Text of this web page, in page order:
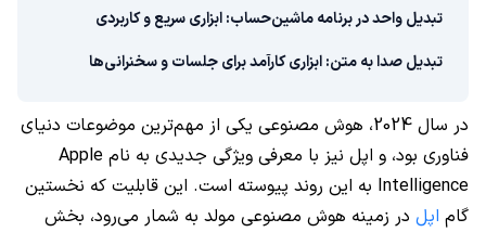
تبدیل واحد در برنامه ماشین‌حساب: ابزاری سریع و کاربردی
تبدیل صدا به متن: ابزاری کارآمد برای جلسات و سخنرانی‌ها
در سال 2024، هوش مصنوعی یکی از مهم‌ترین موضوعات دنیای
فناوری بود، و اپل نیز با معرفی ویژگی جدیدی به نام Apple
Intelligence به این روند پیوسته است. این قابلیت که نخستین
گام اپل در زمینه هوش مصنوعی مولد به شمار می‌رود، بخش